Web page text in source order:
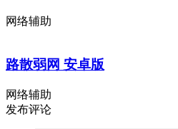
网络辅助
路散弱网 安卓版
网络辅助
发布评论